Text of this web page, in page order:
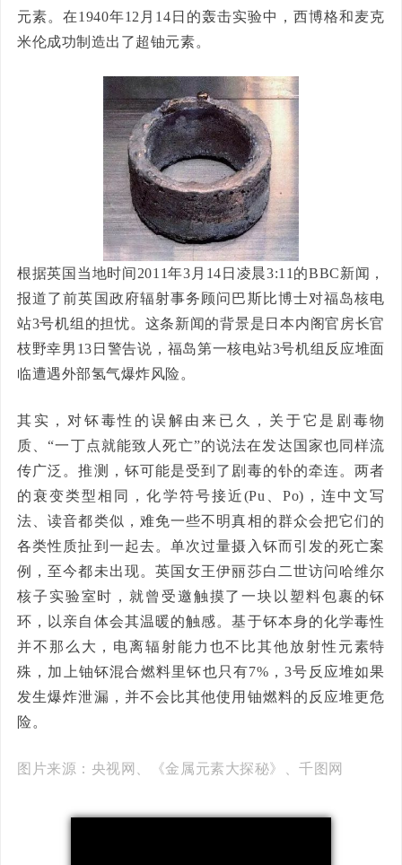
元素。在1940年12月14日的轰击实验中，西博格和麦克
米伦成功制造出了超铀元素。
根据英国当地时间2011年3月14日凌晨3:11的BBC新闻，
报道了前英国政府辐射事务顾问巴斯比博士对福岛核电
站3号机组的担忧。这条新闻的背景是日本内阁官房长官
枝野幸男13日警告说，福岛第一核电站3号机组反应堆面
临遭遇外部氢气爆炸风险。
其实，对钚毒性的误解由来已久，关于它是剧毒物
质、“一丁点就能致人死亡”的说法在发达国家也同样流
传广泛。推测，钚可能是受到了剧毒的钋的牵连。两者
的衰变类型相同，化学符号接近(Pu、Po)，连中文写
法、读音都类似，难免一些不明真相的群众会把它们的
各类性质扯到一起去。单次过量摄入钚而引发的死亡案
例，至今都未出现。英国女王伊丽莎白二世访问哈维尔
核子实验室时，就曾受邀触摸了一块以塑料包裹的钚
环，以亲自体会其温暖的触感。基于钚本身的化学毒性
并不那么大，电离辐射能力也不比其他放射性元素特
殊，加上铀钚混合燃料里钚也只有7%，3号反应堆如果
发生爆炸泄漏，并不会比其他使用铀燃料的反应堆更危
险。
图片来源：央视网、《金属元素大探秘》、千图网